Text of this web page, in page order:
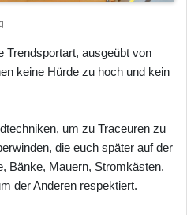
Trendsportart, ausgeübt von
keine Hürde zu hoch und kein
um zu Traceuren zu
die euch später auf der
Bänke, Mauern, Stromkästen.
der Anderen respektiert.